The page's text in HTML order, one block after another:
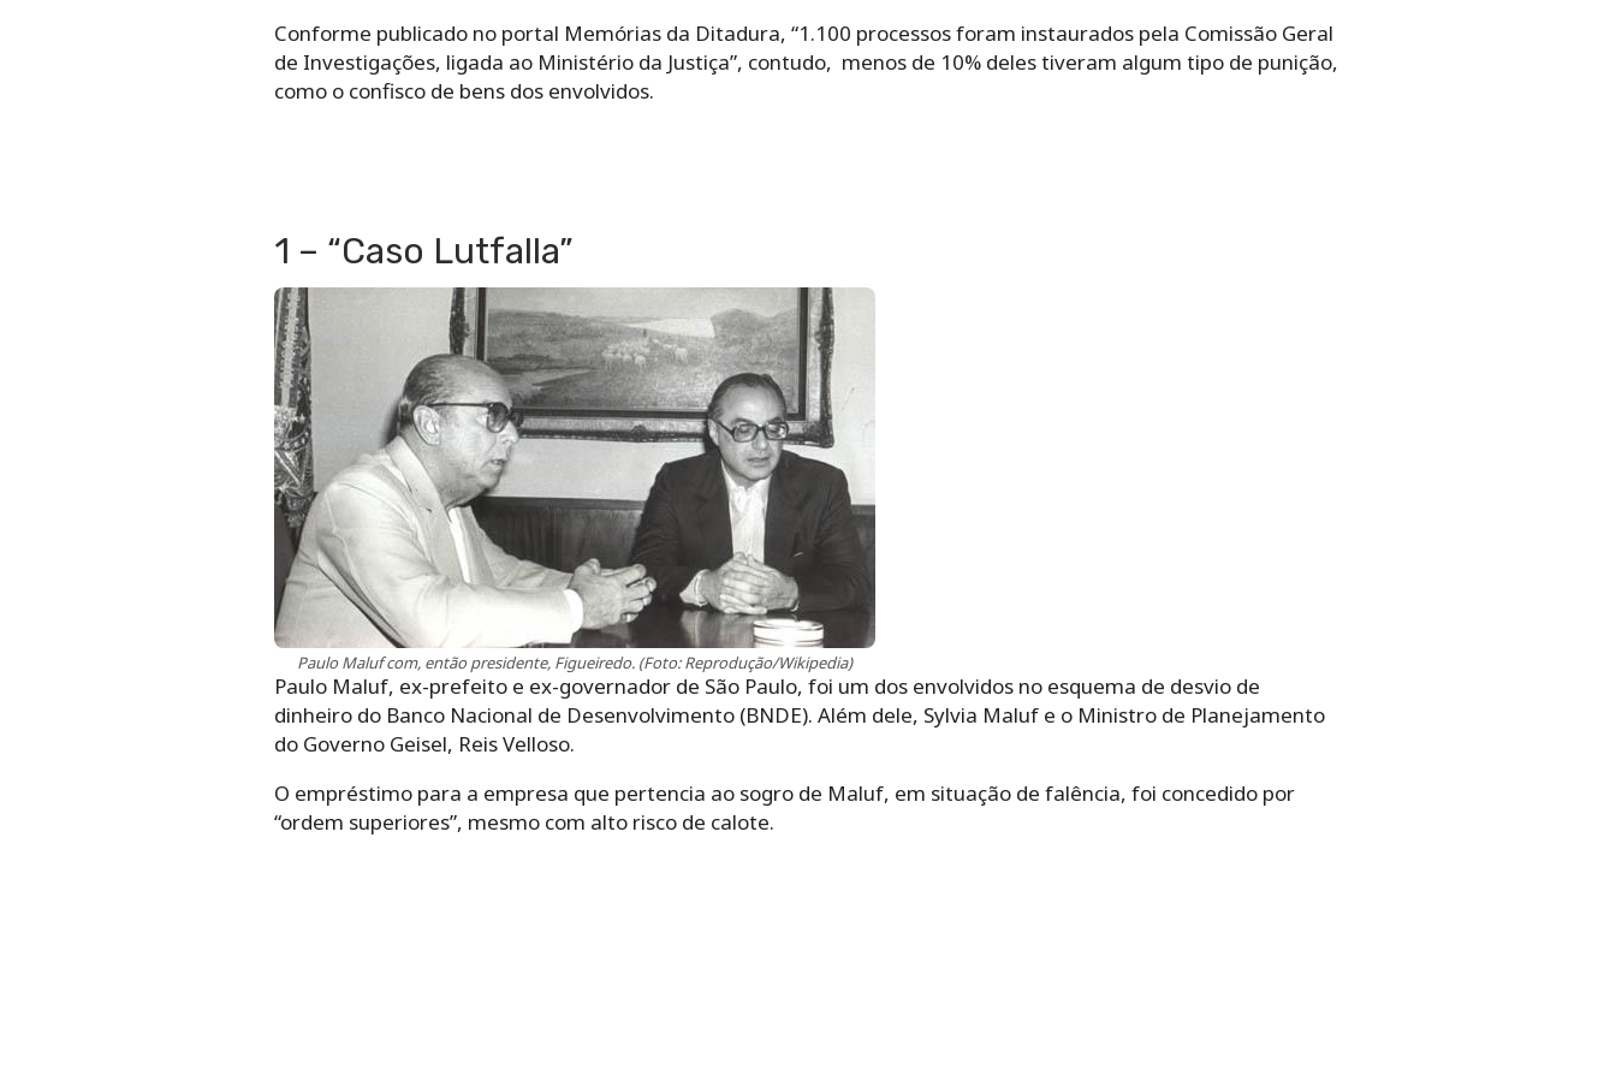
Conforme publicado no portal Memórias da Ditadura, “1.100 processos foram instaurados pela Comissão Geral
de Investigações, ligada ao Ministério da Justiça”, contudo, menos de 10% deles tiveram algum tipo de punição,
como o confisco de bens dos envolvidos.
1 – “Caso Lutfalla”
Paulo Maluf com, então presidente, Figueiredo. (Foto: Reprodução/Wikipedia)
Paulo Maluf, ex-prefeito e ex-governador de São Paulo, foi um dos envolvidos no esquema de desvio de
dinheiro do Banco Nacional de Desenvolvimento (BNDE). Além dele, Sylvia Maluf e o Ministro de Planejamento
do Governo Geisel, Reis Velloso.
O empréstimo para a empresa que pertencia ao sogro de Maluf, em situação de falência, foi concedido por
“ordem superiores”, mesmo com alto risco de calote.